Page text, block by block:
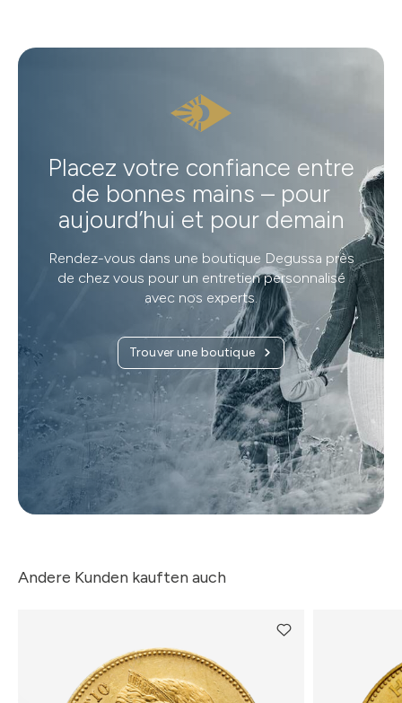
Placez votre confiance entre
de bonnes mains – pour
aujourd’hui et pour demain
Rendez-vous dans une boutique Degussa près
de chez vous pour un entretien personnalisé
avec nos experts.
Trouver une boutique
Andere Kunden kauften auch